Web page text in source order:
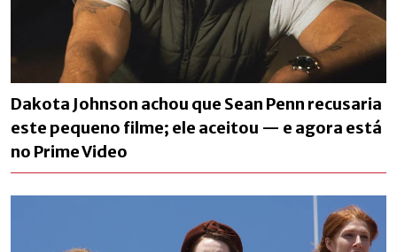
Dakota Johnson achou que Sean Penn recusaria
este pequeno filme; ele aceitou — e agora está
no Prime Video